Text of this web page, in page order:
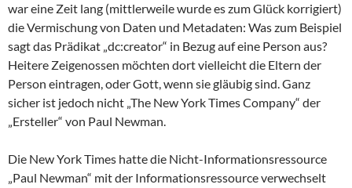
war eine Zeit lang (mittlerweile wurde es zum Glück korrigiert)
die Vermischung von Daten und Metadaten: Was zum Beispiel
sagt das Prädikat „dc:creator“ in Bezug auf eine Person aus?
Heitere Zeigenossen möchten dort vielleicht die Eltern der
Person eintragen, oder Gott, wenn sie gläubig sind. Ganz
sicher ist jedoch nicht „The New York Times Company“ der
„Ersteller“ von Paul Newman.
Die New York Times hatte die Nicht-Informationsressource
„Paul Newman“ mit der Informationsressource verwechselt